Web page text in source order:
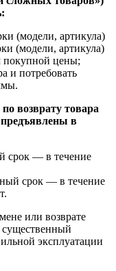
(модели, артикула)
(модели, артикула)
покупной цены;
и потребовать
возврату товара
в
срок — в течение
срок — в течение
или возврате
существенный
эксплуатации